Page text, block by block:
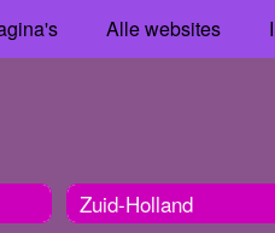
Alle websites
Zuid-Holland